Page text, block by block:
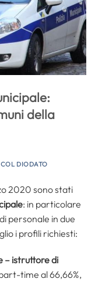
della
DIODATO
2020 sono stati
: in particolare
personale in due
i profili richiesti:
– istruttore di
time al 66,66%,